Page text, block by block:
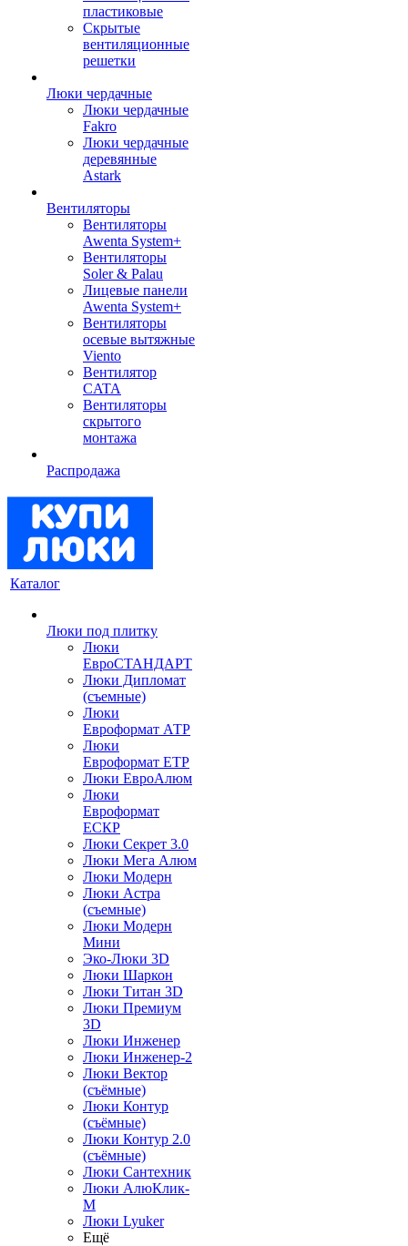
пластиковые
Скрытые
вентиляционные
решетки
Люки чердачные
Люки чердачные
Fakro
Люки чердачные
деревянные
Astark
Вентиляторы
Вентиляторы
Awenta System+
Вентиляторы
Soler & Palau
Лицевые панели
Awenta System+
Вентиляторы
осевые вытяжные
Viento
Вентилятор
CATA
Вентиляторы
скрытого
монтажа
Распродажа
Каталог
Люки под плитку
Люки
ЕвроСТАНДАРТ
Люки Дипломат
(съемные)
Люки
Евроформат АТР
Люки
Евроформат ЕТР
Люки ЕвроАлюм
Люки
Евроформат
ЕСКР
Люки Секрет 3.0
Люки Мега Алюм
Люки Модерн
Люки Астра
(съемные)
Люки Модерн
Мини
Эко-Люки 3D
Люки Шаркон
Люки Титан 3D
Люки Премиум
3D
Люки Инженер
Люки Инженер-2
Люки Вектор
(съёмные)
Люки Контур
(съёмные)
Люки Контур 2.0
(съёмные)
Люки Сантехник
Люки АлюКлик-
М
Люки Lyuker
Ещё